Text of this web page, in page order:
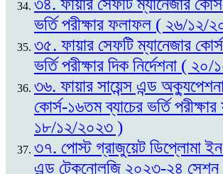
৩৪. ফায়ার সেফটি ম্যানেজার
ভর্তি পরীক্ষার ফলাফল ( ২৬/১২/
৩৫. ফায়ার সেফটি ম্যানেজার
ভর্তি পরীক্ষার দিক নির্দেশনা (
৩৬. ফায়ার সায়েন্স এন্ড
কোর্স-১৬তম ব্যাচের ভর্তি
১৮/১২/২০২৩ )
৩৭. পোস্ট গ্রাজুয়েট ডিপ্লোমা ইন
এন্ড টেকনোলজি ২০২৩-২৪